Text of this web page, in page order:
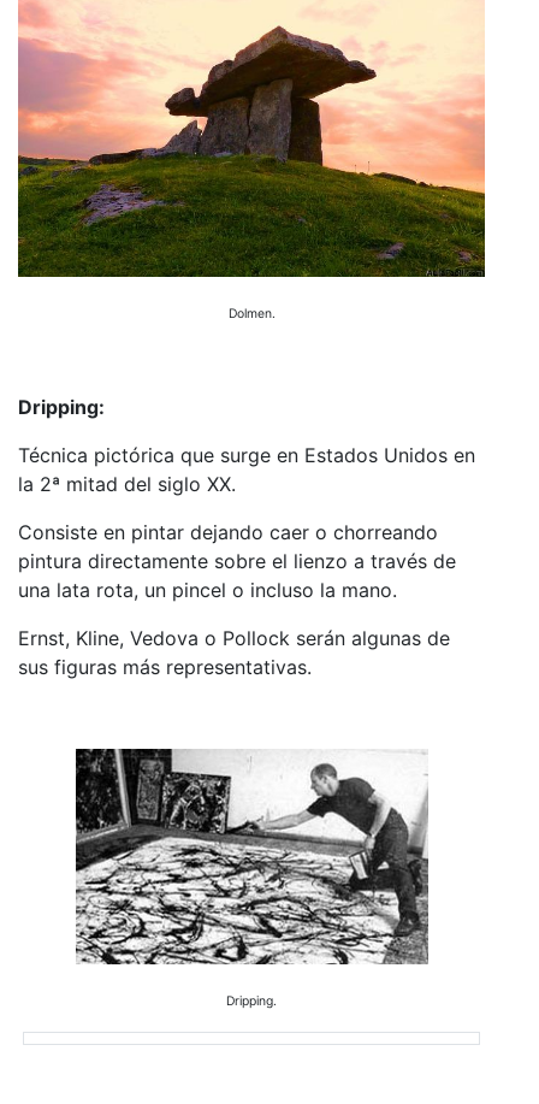
Dolmen.
Dripping:
Técnica pictórica que surge en Estados Unidos en
la 2ª mitad del siglo XX.
Consiste en pintar dejando caer o chorreando
pintura directamente sobre el lienzo a través de
una lata rota, un pincel o incluso la mano.
Ernst, Kline, Vedova o Pollock serán algunas de
sus figuras más representativas.
Dripping.